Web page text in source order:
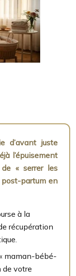
d’avant juste
l’épuisement
« serrer les
post-partum en
à la
récupération
maman-bébé-
de votre